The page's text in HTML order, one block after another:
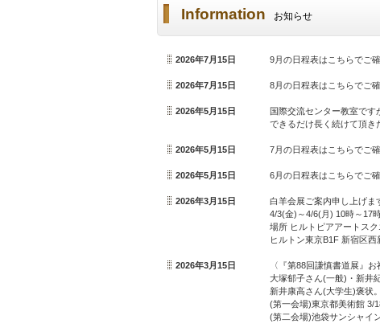
Information お知らせ
2026年7月15日 9月の日程表はこちらでご
2026年7月15日 8月の日程表はこちらでご
2026年5月15日
国際交流センター教室です
できるだけ長く続けて頂き
2026年5月15日 7月の日程表はこちらでご
2026年5月15日 6月の日程表はこちらでご
2026年3月15日
白羊会展ご案内申し上げま
4/3(金)～4/6(月) 10時～17
場所 ヒルトピアアートス
ヒルトン東京B1F 新宿区西
2026年3月15日
〈『第88回謙慎書道展』お
大塚郁子さん(一般)・新井
新井康高さん(大学生)褒状。
(第一会場)東京都美術館 3/
(第二会場)池袋サンシャイ